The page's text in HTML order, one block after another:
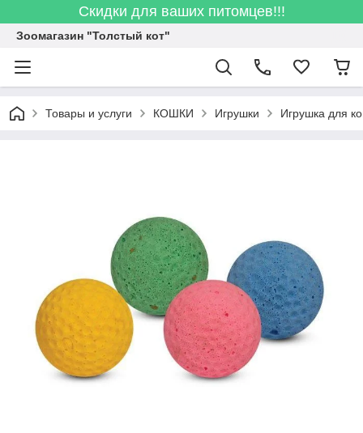
Скидки для ваших питомцев!!!
Зоомагазин "Толстый кот"
Товары и услуги КОШКИ Игрушки Игрушка для